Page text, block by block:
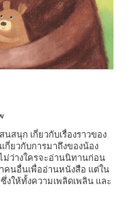
นุก เกี่ยวกับเรื่องราวของ
กี่ยวกับการมาถึงของน้อง
ม่ว่างใครจะอ่านนิทานก่อน
คนอื่นเพื่ออ่านหนังสือ แต่ใน
ให้ทั้งความเพลิดเพลิน และ